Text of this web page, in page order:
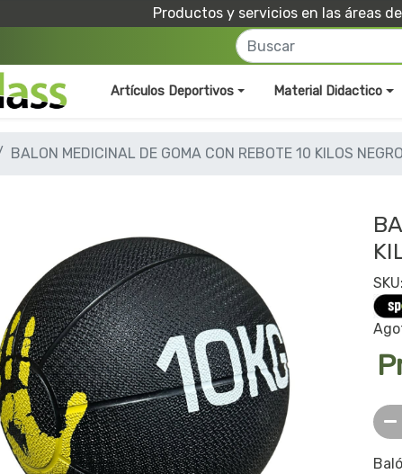
Productos y servicios en las áreas
Artículos Deportivos Material Didactico
BALON MEDICINAL DE GOMA CON REBOTE 10 KILOS